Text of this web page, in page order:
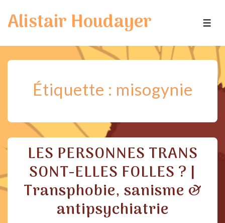
passer
Alistair Houdayer
Étiquette : misogynie
LES PERSONNES TRANS
SONT-ELLES FOLLES ? |
Transphobie, sanisme &
antipsychiatrie